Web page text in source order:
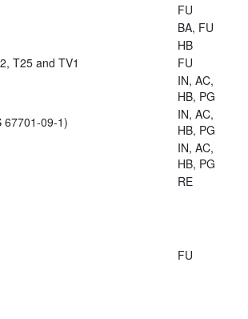
FU
BA, FU
HB
T25 and TV1
FU
IN, AC,
HB, PG
67701-09-1)
IN, AC,
HB, PG
IN, AC,
HB, PG
RE
FU